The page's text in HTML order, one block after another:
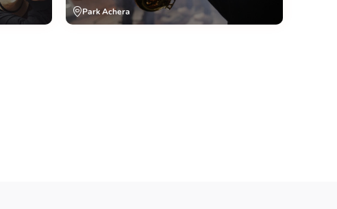
Park Achera